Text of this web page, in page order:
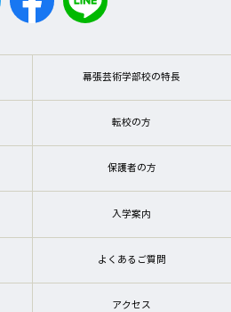
幕張芸術学部校の特長
転校の方
保護者の方
入学案内
よくあるご質問
アクセス